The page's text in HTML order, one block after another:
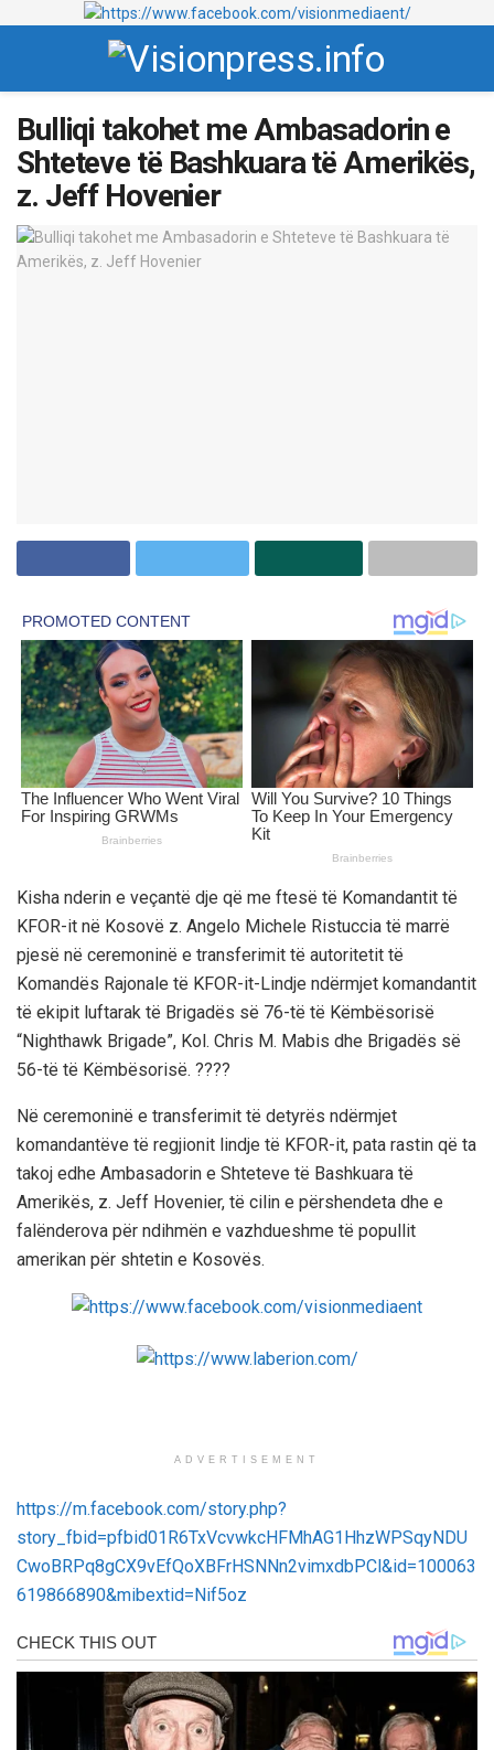
Bulliqi takohet me Ambasadorin e
Shteteve të Bashkuara të Amerikës,
z. Jeff Hovenier
Kisha nderin e veçantë dje që me ftesë të Komandantit të
KFOR-it në Kosovë z. Angelo Michele Ristuccia të marrë
pjesë në ceremoninë e transferimit të autoritetit të
Komandës Rajonale të KFOR-it-Lindje ndërmjet komandantit
të ekipit luftarak të Brigadës së 76-të të Këmbësorisë
“Nighthawk Brigade”, Kol. Chris M. Mabis dhe Brigadës së
56-të të Këmbësorisë. ????
Në ceremoninë e transferimit të detyrës ndërmjet
komandantëve të regjionit lindje të KFOR-it, pata rastin që ta
takoj edhe Ambasadorin e Shteteve të Bashkuara të
Amerikës, z. Jeff Hovenier, të cilin e përshendeta dhe e
falënderova për ndihmën e vazhdueshme të popullit
amerikan për shtetin e Kosovës.
ADVERTISEMENT
https://m.facebook.com/story.php?
story_fbid=pfbid01R6TxVcvwkcHFMhAG1HhzWPSqyNDU
CwoBRPq8gCX9vEfQoXBFrHSNNn2vimxdbPCl&id=100063
619866890&mibextid=Nif5oz